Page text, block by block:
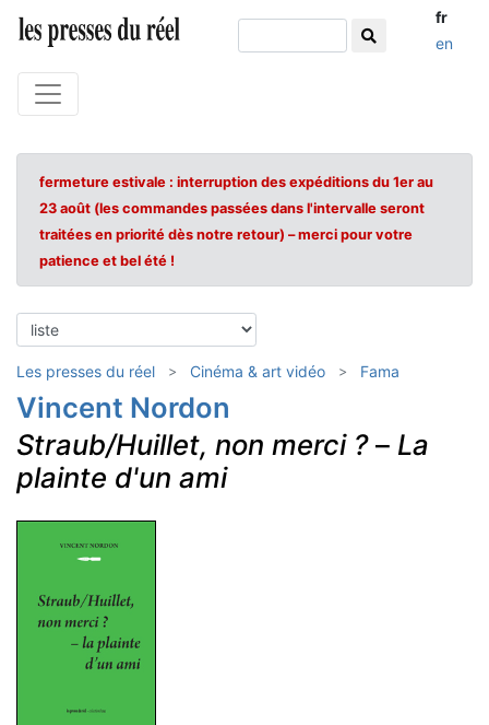
fr
en
fermeture estivale : interruption des expéditions du 1er au
23 août (les commandes passées dans l'intervalle seront
traitées en priorité dès notre retour) – merci pour votre
patience et bel été !
Les presses du réel Cinéma & art vidéo Fama
Vincent Nordon
Straub/Huillet, non merci ?– La
plainte d'un ami